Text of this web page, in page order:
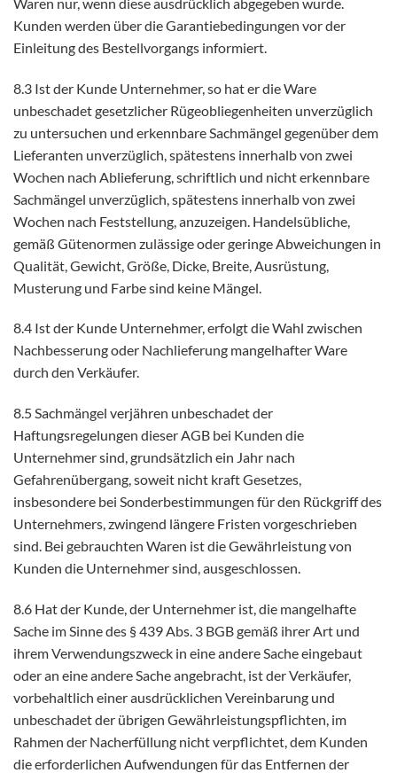
Kunden werden über die Garantiebedingungen vor der
Einleitung des Bestellvorgangs informiert.
8.3 Ist der Kunde Unternehmer, so hat er die Ware
unbeschadet gesetzlicher Rügeobliegenheiten unverzüglich
zu untersuchen und erkennbare Sachmängel gegenüber dem
Lieferanten unverzüglich, spätestens innerhalb von zwei
Wochen nach Ablieferung, schriftlich und nicht erkennbare
Sachmängel unverzüglich, spätestens innerhalb von zwei
Wochen nach Feststellung, anzuzeigen. Handelsübliche,
gemäß Gütenormen zulässige oder geringe Abweichungen in
Qualität, Gewicht, Größe, Dicke, Breite, Ausrüstung,
Musterung und Farbe sind keine Mängel.
8.4 Ist der Kunde Unternehmer, erfolgt die Wahl zwischen
Nachbesserung oder Nachlieferung mangelhafter Ware
durch den Verkäufer.
8.5 Sachmängel verjähren unbeschadet der
Haftungsregelungen dieser AGB bei Kunden die
Unternehmer sind, grundsätzlich ein Jahr nach
Gefahrenübergang, soweit nicht kraft Gesetzes,
insbesondere bei Sonderbestimmungen für den Rückgriff des
Unternehmers, zwingend längere Fristen vorgeschrieben
sind. Bei gebrauchten Waren ist die Gewährleistung von
Kunden die Unternehmer sind, ausgeschlossen.
8.6 Hat der Kunde, der Unternehmer ist, die mangelhafte
Sache im Sinne des § 439 Abs. 3 BGB gemäß ihrer Art und
ihrem Verwendungszweck in eine andere Sache eingebaut
oder an eine andere Sache angebracht, ist der Verkäufer,
vorbehaltlich einer ausdrücklichen Vereinbarung und
unbeschadet der übrigen Gewährleistungspflichten, im
Rahmen der Nacherfüllung nicht verpflichtet, dem Kunden
die erforderlichen Aufwendungen für das Entfernen der